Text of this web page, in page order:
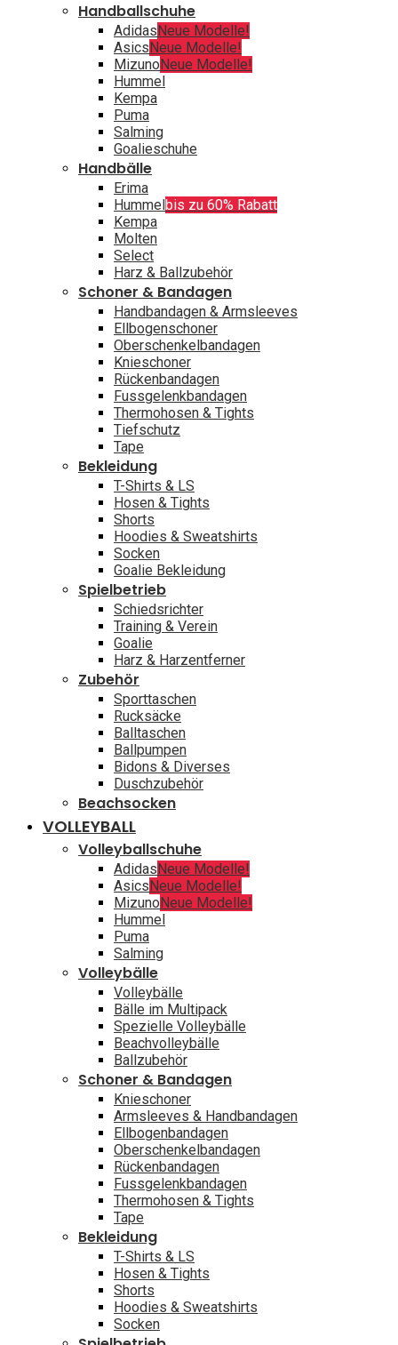
Handballschuhe
AdidasNeue Modelle!
AsicsNeue Modelle!
MizunoNeue Modelle!
Hummel
Kempa
Puma
Salming
Goalieschuhe
Handbälle
Erima
Hummelbis zu 60% Rabatt
Kempa
Molten
Select
Harz & Ballzubehör
Schoner & Bandagen
Handbandagen & Armsleeves
Ellbogenschoner
Oberschenkelbandagen
Knieschoner
Rückenbandagen
Fussgelenkbandagen
Thermohosen & Tights
Tiefschutz
Tape
Bekleidung
T-Shirts & LS
Hosen & Tights
Shorts
Hoodies & Sweatshirts
Socken
Goalie Bekleidung
Spielbetrieb
Schiedsrichter
Training & Verein
Goalie
Harz & Harzentferner
Zubehör
Sporttaschen
Rucksäcke
Balltaschen
Ballpumpen
Bidons & Diverses
Duschzubehör
Beachsocken
VOLLEYBALL
Volleyballschuhe
AdidasNeue Modelle!
AsicsNeue Modelle!
MizunoNeue Modelle!
Hummel
Puma
Salming
Volleybälle
Volleybälle
Bälle im Multipack
Spezielle Volleybälle
Beachvolleybälle
Ballzubehör
Schoner & Bandagen
Knieschoner
Armsleeves & Handbandagen
Ellbogenbandagen
Oberschenkelbandagen
Rückenbandagen
Fussgelenkbandagen
Thermohosen & Tights
Tape
Bekleidung
T-Shirts & LS
Hosen & Tights
Shorts
Hoodies & Sweatshirts
Socken